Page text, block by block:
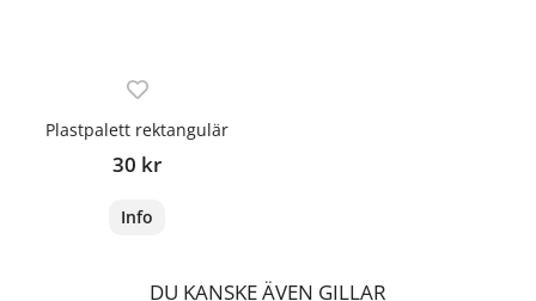
Plastpalett rektangulär
30 kr
Info
DU KANSKE ÄVEN GILLAR